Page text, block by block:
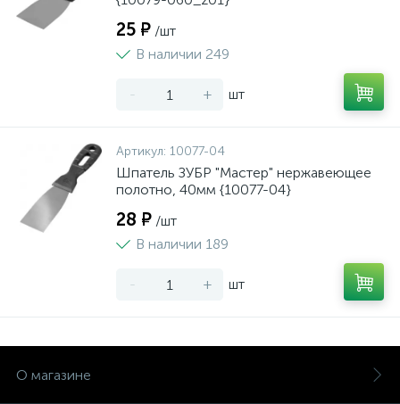
25 ₽ /шт
В наличии 249
- + шт
Артикул: 10077-04
Шпатель ЗУБР "Мастер" нержавеющее
полотно, 40мм {10077-04}
28 ₽ /шт
В наличии 189
- + шт
О магазине